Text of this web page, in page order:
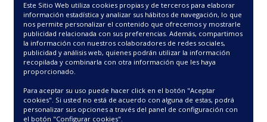
6.76€ 6.90€
Este Sitio Web utiliza cookies propias y de terceros para elaborar
información estadística y analizar sus hábitos de navegación, lo que
nos permite personalizar el contenido que ofrecemos y mostrarle
publicidad relacionada con sus preferencias. Además, compartimos
la información con nuestros colaboradores de redes sociales,
publicidad y análisis web, quienes podrán utilizar la información
recopilada y combinarla con otra información que les haya
proporcionado.
Para aceptar su uso puede hacer click en el botón "Aceptar
cookies". Si usted no está de acuerdo con alguna de estas, podrá
personalizar sus opciones a través del panel de configuración con
el botón "Configurar cookies".